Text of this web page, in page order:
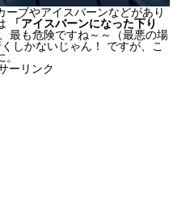
ブやアイスバーンなどがあり
「アイスバーンになった下り
最も危険ですね～～（最悪の場
しかないじゃん！ ですが、こ
ーリンク